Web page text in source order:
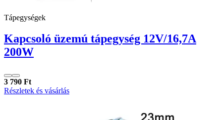
Tápegységek
Kapcsoló üzemú tápegység 12V/16,7A
200W
3 790 Ft
Részletek és vásárlás